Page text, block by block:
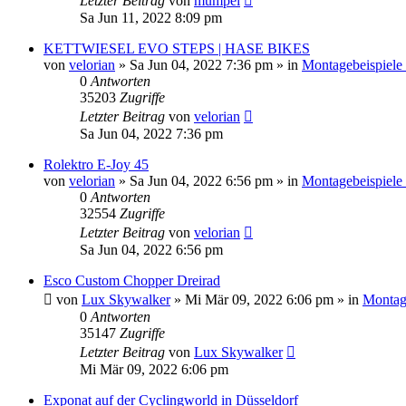
Sa Jun 11, 2022 8:09 pm
KETTWIESEL EVO STEPS | HASE BIKES
von velorian » Sa Jun 04, 2022 7:36 pm » in
0Antworten
35203 Zugriffe
Letzter Beitrag von velorian
Sa Jun 04, 2022 7:36 pm
Rolektro E-Joy 45
von velorian » Sa Jun 04, 2022 6:56 pm » in
0Antworten
32554 Zugriffe
Letzter Beitrag von velorian
Sa Jun 04, 2022 6:56 pm
Esco Custom Chopper Dreirad
von Lux Skywalker» Mi Mär 09, 2022 6:06 pm » in
0Antworten
35147 Zugriffe
Letzter Beitrag von Lux Skywalker
Mi Mär 09, 2022 6:06 pm
Exponat auf der Cyclingworld in Düsseldorf